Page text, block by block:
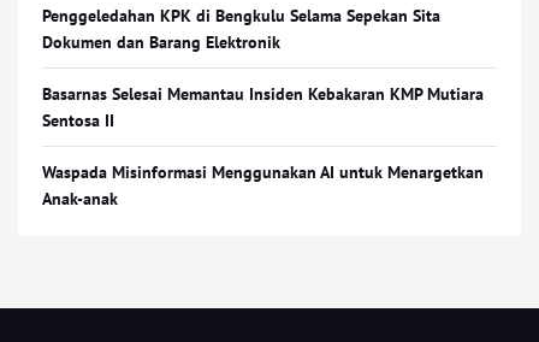
Penggeledahan KPK di Bengkulu Selama Sepekan Sita
Dokumen dan Barang Elektronik
Basarnas Selesai Memantau Insiden Kebakaran KMP Mutiara
Sentosa II
Waspada Misinformasi Menggunakan AI untuk Menargetkan
Anak-anak